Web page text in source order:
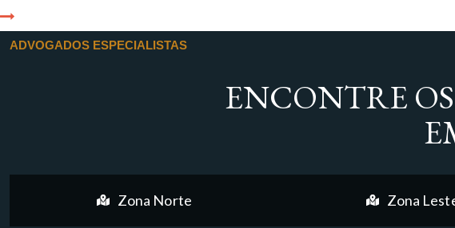
ADVOGADOS ESPECIALISTAS
ENCONTRE OS
Zona Norte Zona